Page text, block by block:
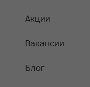
Акции
Вакансии
Блог